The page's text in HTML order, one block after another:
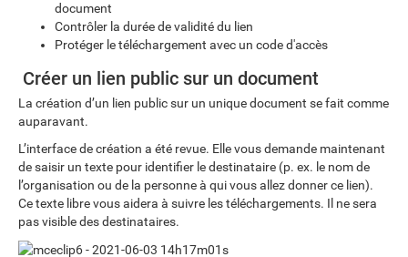
document
Contrôler la durée de validité du lien
Protéger le téléchargement avec un code d'accès
Créer un lien public sur un document
La création d’un lien public sur un unique document se fait comme
auparavant.
L’interface de création a été revue. Elle vous demande maintenant
de saisir un texte pour identifier le destinataire (p. ex. le nom de
l’organisation ou de la personne à qui vous allez donner ce lien).
Ce texte libre vous aidera à suivre les téléchargements. Il ne sera
pas visible des destinataires.